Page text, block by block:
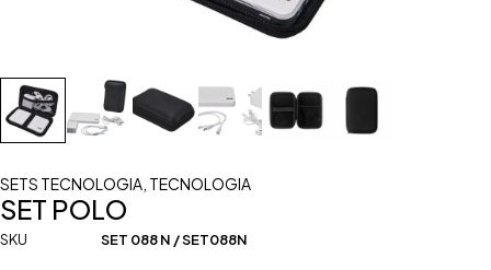
SETS TECNOLOGIA TECNOLOGIA
SET POLO
SKU SET 088 N / SET088N